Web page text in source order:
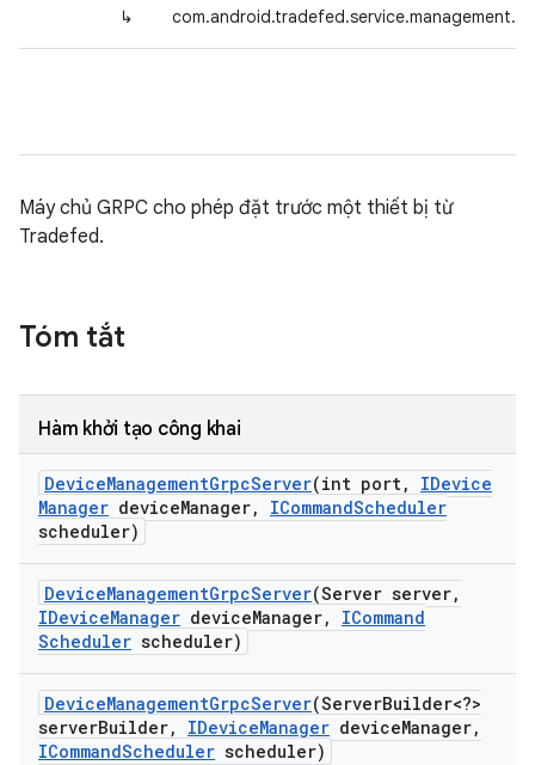
↳
Máy chủ GRPC cho phép đặt trước một thiết bị từ
Tradefed.
Tóm tắt
Hàm khởi tạo công khai
DeviceManagementGrpcServer(int port,
IDevice
Manager deviceManager, ICommandScheduler
scheduler)
DeviceManagementGrpcServer(Server server,
IDeviceManager deviceManager,
ICommand
Scheduler scheduler)
DeviceManagementGrpcServer(ServerBuilder<?>
serverBuilder, IDeviceManager deviceManager,
ICommandScheduler scheduler)